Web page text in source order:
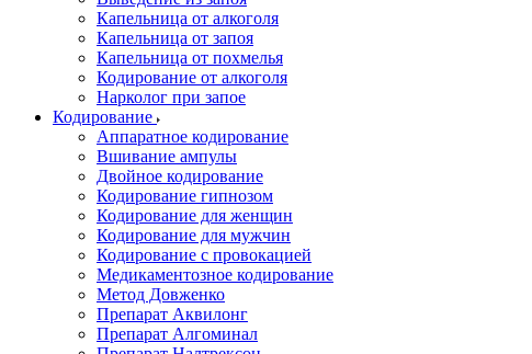
Капельница от алкоголя
Капельница от запоя
Капельница от похмелья
Кодирование от алкоголя
Нарколог при запое
Кодирование
Аппаратное кодирование
Вшивание ампулы
Двойное кодирование
Кодирование гипнозом
Кодирование для женщин
Кодирование для мужчин
Кодирование с провокацией
Медикаментозное кодирование
Метод Довженко
Препарат Аквилонг
Препарат Алгоминал